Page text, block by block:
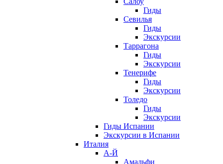
Гиды
Севилья
Гиды
Экскурсии
Таррагона
Гиды
Экскурсии
Тенерифе
Гиды
Экскурсии
Толедо
Гиды
Экскурсии
Гиды Испании
Экскурсии в Испании
Италия
А-Й
Амальфи